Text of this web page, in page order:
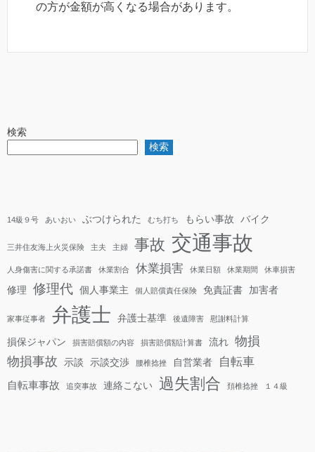
の方が金額が高くなる場合があります。
検索
検索
14級９号 あいおい ぶつけられた むち打ち もらい事故 バイク
三井住友海上火災保険 主夫 主婦 事故 交通事故
人身傷害に関する承諾書 休業割合 休業損害 休業日額 休業期間 休車損害
修理 修理代 個人事業主 個人賠償責任保険 免責証書 加害者
家事従事者 弁護士 弁護士基準 後遺障害 慰謝料計算
損保ジャパン 損害賠償額の内容 損害賠償額計算書 流れ 物損
物損事故
示談 示談交渉 腰椎捻挫 自営業者 自転車
自転車事故 追突事故 連絡こない 過失割合 頚椎捻挫 １４級